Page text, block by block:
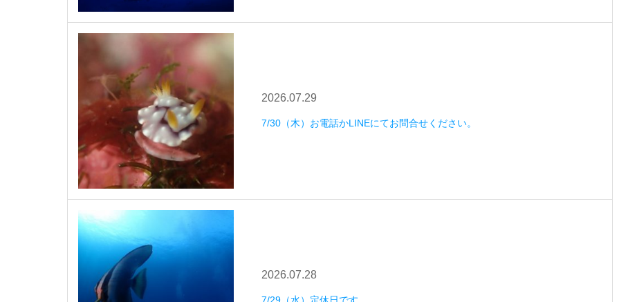
2026.07.29
7/30（木）お電話かLINEにてお問合せください。
2026.07.28